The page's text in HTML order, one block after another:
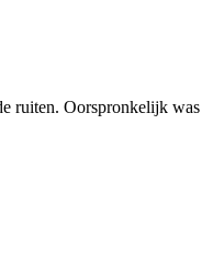
ruiten. Oorspronkelijk was